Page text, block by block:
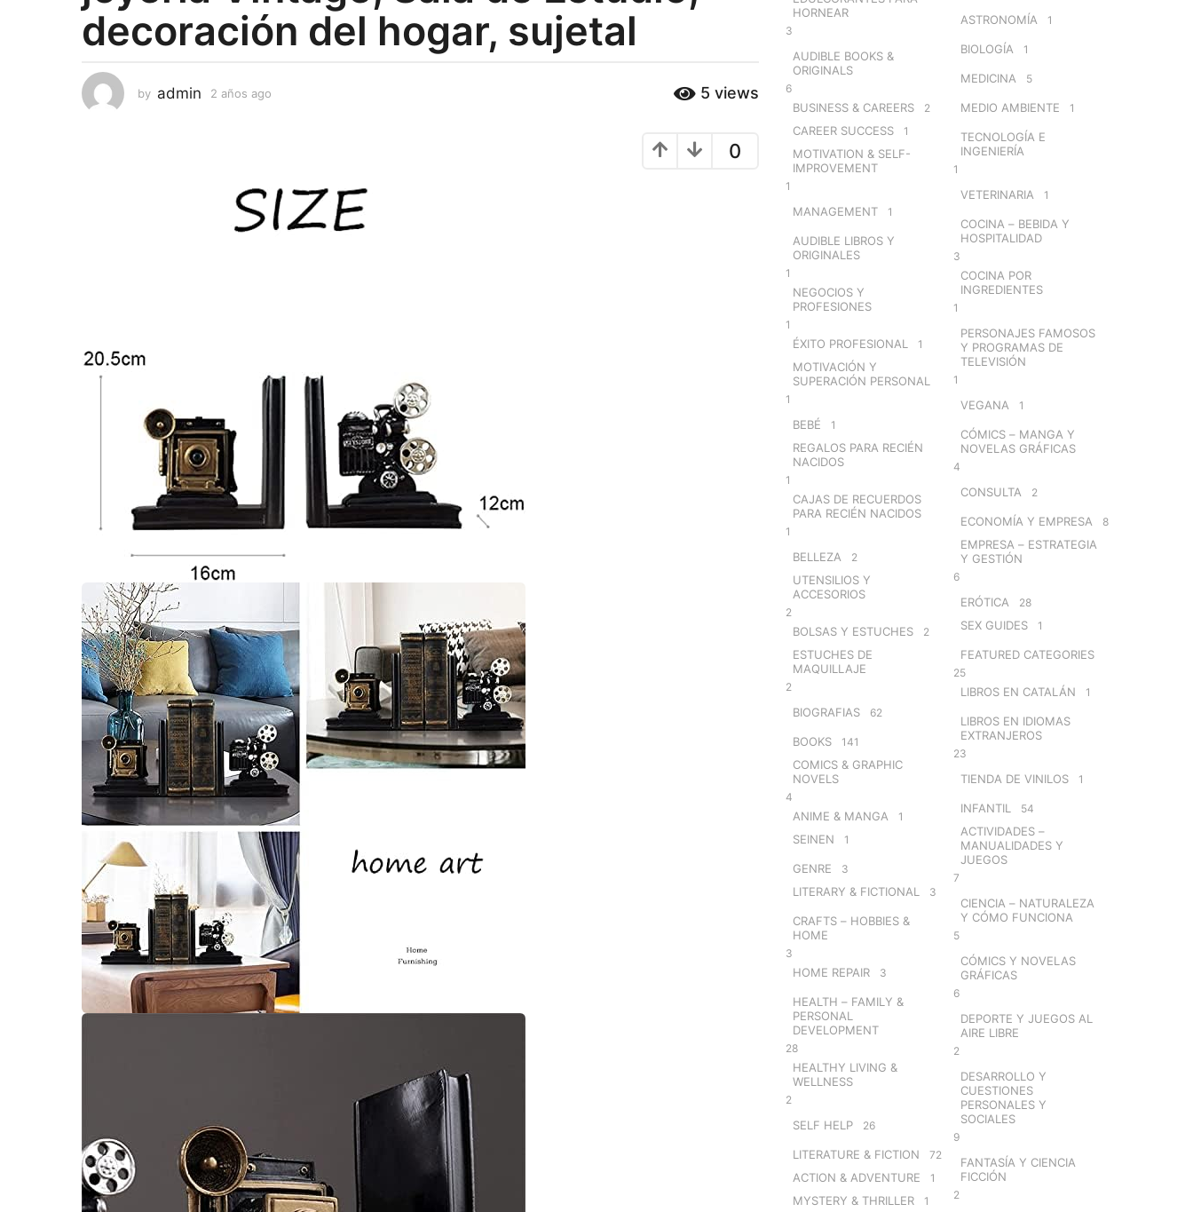
s
a
o
decoración del hogar, sujetal
by admin 2 años ago
g
o
5 views
0
HORNEAR
3
AUDIBLE BOOKS &
ORIGINALS
6
BUSINESS & CAREERS 2
CAREER SUCCESS 1
MOTIVATION & SELF-
IMPROVEMENT
1
MANAGEMENT 1
AUDIBLE LIBROS Y
ORIGINALES
1
NEGOCIOS Y
PROFESIONES
1
ÉXITO PROFESIONAL 1
MOTIVACIÓN Y
SUPERACIÓN PERSONAL
1
BEBÉ 1
REGALOS PARA RECIÉN
NACIDOS
1
CAJAS DE RECUERDOS
PARA RECIÉN NACIDOS
1
BELLEZA 2
UTENSILIOS Y
ACCESORIOS
2
BOLSAS Y ESTUCHES 2
ESTUCHES DE
MAQUILLAJE
2
BIOGRAFIAS 62
BOOKS 141
COMICS & GRAPHIC
NOVELS
4
ANIME & MANGA 1
SEINEN 1
GENRE 3
LITERARY & FICTIONAL 3
CRAFTS – HOBBIES &
HOME
3
HOME REPAIR 3
HEALTH – FAMILY &
PERSONAL
DEVELOPMENT
28
HEALTHY LIVING &
WELLNESS
2
SELF HELP 26
LITERATURE & FICTION 72
ACTION & ADVENTURE 1
MYSTERY & THRILLER 1
ASTRONOMÍA 1
BIOLOGÍA 1
MEDICINA 5
MEDIO AMBIENTE 1
TECNOLOGÍA E
INGENIERÍA
1
VETERINARIA 1
COCINA – BEBIDA Y
HOSPITALIDAD
3
COCINA POR
INGREDIENTES
1
PERSONAJES FAMOSOS
Y PROGRAMAS DE
TELEVISIÓN
1
VEGANA 1
CÓMICS – MANGA Y
NOVELAS GRÁFICAS
4
CONSULTA 2
ECONOMÍA Y EMPRESA 8
EMPRESA – ESTRATEGIA
Y GESTIÓN
6
ERÓTICA 28
SEX GUIDES 1
FEATURED CATEGORIES
25
LIBROS EN CATALÁN 1
LIBROS EN IDIOMAS
EXTRANJEROS
23
TIENDA DE VINILOS 1
INFANTIL 54
ACTIVIDADES –
MANUALIDADES Y
JUEGOS
7
CIENCIA – NATURALEZA
Y CÓMO FUNCIONA
5
CÓMICS Y NOVELAS
GRÁFICAS
6
DEPORTE Y JUEGOS AL
AIRE LIBRE
2
DESARROLLO Y
CUESTIONES
PERSONALES Y
SOCIALES
9
FANTASÍA Y CIENCIA
FICCIÓN
2